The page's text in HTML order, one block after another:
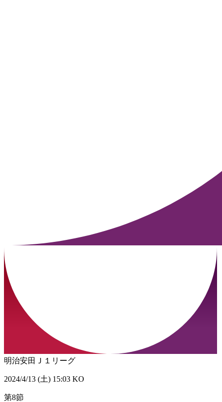
明治安田Ｊ１リーグ
2024/4/13 (土) 15:03 KO
第8節